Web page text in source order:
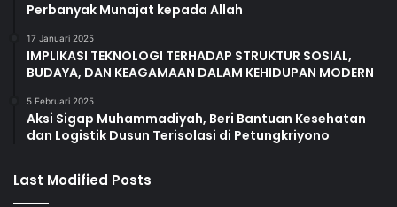
Perbanyak Munajat kepada Allah
17 Januari 2025
IMPLIKASI TEKNOLOGI TERHADAP STRUKTUR SOSIAL,
BUDAYA, DAN KEAGAMAAN DALAM KEHIDUPAN MODERN
5 Februari 2025
Aksi Sigap Muhammadiyah, Beri Bantuan Kesehatan
dan Logistik Dusun Terisolasi di Petungkriyono
Last Modified Posts